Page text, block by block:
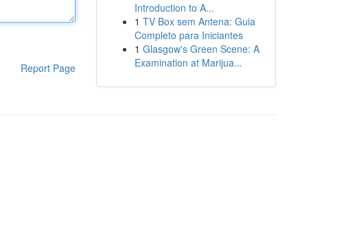
Report Page
Introduction to A...
1 TV Box sem Antena: Guia
Completo para Iniciantes
1 Glasgow's Green Scene: A
Examination at Marijua...